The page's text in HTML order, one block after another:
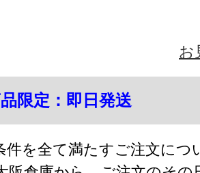
お
限定：即日発送
を全て満たすご注文につ